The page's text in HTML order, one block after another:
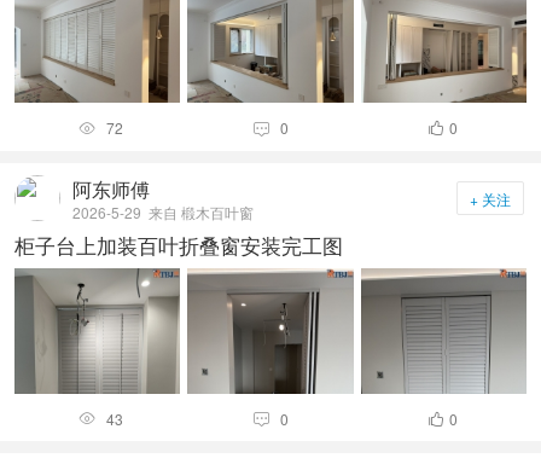
 72  0  0
阿东师傅
2026-5-29 来自 椴木百叶窗
+ 关注
柜子台上加装百叶折叠窗安装完工图
 43  0  0